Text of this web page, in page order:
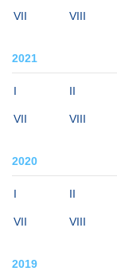
VII VIII
2021
I II
VII VIII
2020
I II
VII VIII
2019